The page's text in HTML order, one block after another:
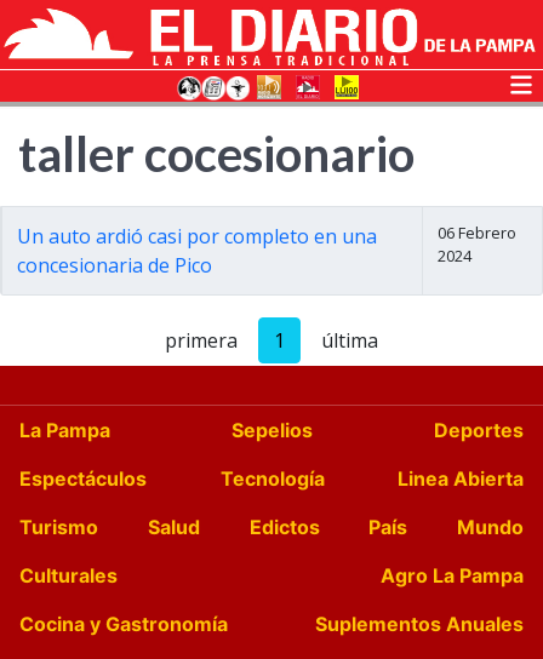
taller cocesionario
Un auto ardió casi por completo en una
concesionaria de Pico
06 Febrero
2024
primera 1 última
La Pampa Sepelios
Deportes
Espectáculos
Tecnología
Linea Abierta
Turismo
Salud Edictos País
Mundo
Culturales
Agro La Pampa
Cocina y Gastronomía
Suplementos Anuales